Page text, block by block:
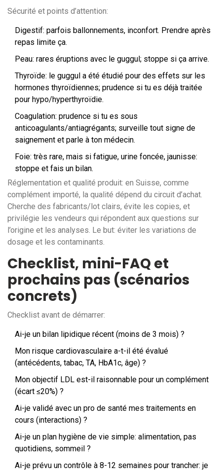
Sécurité et points d’attention:
Digestif: parfois ballonnements, inconfort. Prendre après
repas limite ça.
Peau: rares éruptions avec le guggul; stoppe si ça arrive.
Thyroïde: le guggul a été étudié pour des effets sur les
hormones thyroïdiennes; prudence si tu es déjà traitée
pour hypo/hyperthyroïdie.
Coagulation: prudence si tu es sous
anticoagulants/antiagrégants; surveille tout signe de
saignement et parle à ton médecin.
Foie: très rare, mais si fatigue, urine foncée, jaunisse:
stoppe et fais un bilan.
Réglementation et qualité produit: en Suisse, comme
complément importé, la qualité dépend du circuit d’achat.
Cherche des fabricants/lot clairs, évite les copies, et
privilégie les vendeurs qui répondent aux questions sur
l’origine et les analyses. Le but: éviter les variations de
dosage et les contaminants.
Checklist, mini-FAQ et
prochains pas (scénarios
concrets)
Checklist avant de démarrer:
Ai-je un bilan lipidique récent (moins de 3 mois) ?
Mon risque cardiovasculaire a-t-il été évalué
(antécédents, tabac, TA, HbA1c, âge) ?
Mon objectif LDL est-il raisonnable pour un complément
(écart ≤20%) ?
Ai-je validé avec un pro de santé mes traitements en
cours (interactions) ?
Ai-je un plan hygiène de vie simple: alimentation, pas
quotidiens, sommeil ?
Ai-je prévu un contrôle à 8-12 semaines pour trancher: je